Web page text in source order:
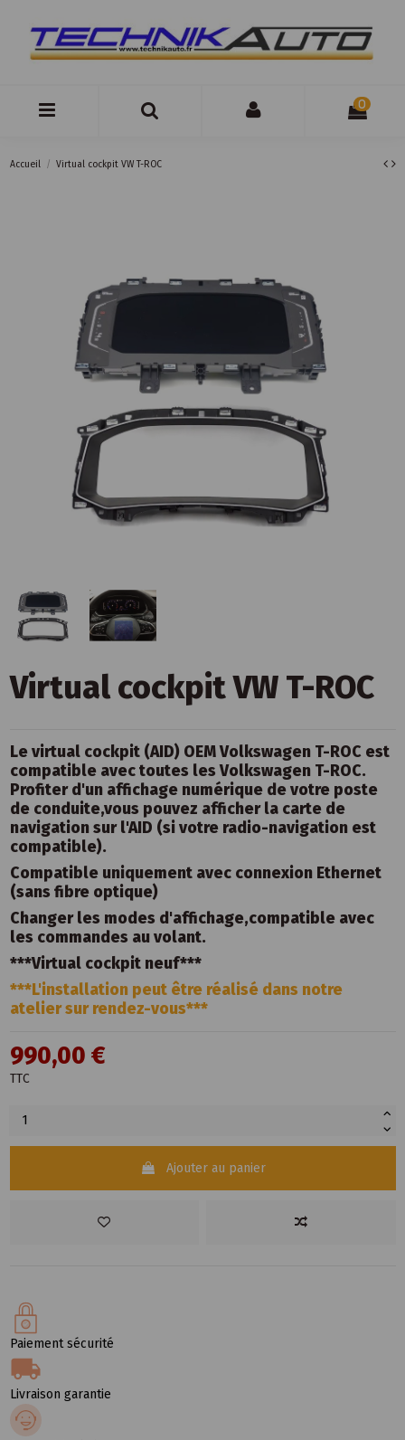
0
Accueil Virtual cockpit VW T-ROC
Virtual cockpit VW T-ROC
Le virtual cockpit (AID) OEM Volkswagen T-ROC est
compatible avec toutes les Volkswagen T-ROC.
Profiter d'un affichage numérique de votre poste
de conduite,vous pouvez afficher la carte de
navigation sur l'AID (si votre radio-navigation est
compatible).
Compatible uniquement avec connexion Ethernet
(sans fibre optique)
Changer les modes d'affichage,compatible avec
les commandes au volant.
***Virtual cockpit neuf***
***L'installation peut être réalisé dans notre
atelier sur rendez-vous***
990,00 €
TTC
Ajouter au panier
Paiement sécurité
Livraison garantie